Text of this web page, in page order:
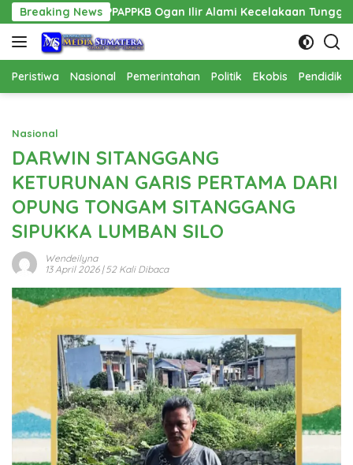
Langsung
ke
konten
Breaking News
Ogan Ilir Alami Kecelakaan Tunggal
Peristiwa Nasional Pemerintahan Politik Ekobis
Nasional
DARWIN SITANGGANG
KETURUNAN GARIS PERTAMA DARI
OPUNG TONGAM SITANGGANG
SIPUKKA LUMBAN SILO
Wendeilyna
13 April 2026| 52 Kali Dibaca